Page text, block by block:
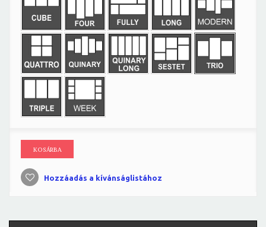
KOSÁRBA
Hozzáadás a kívánságlistához